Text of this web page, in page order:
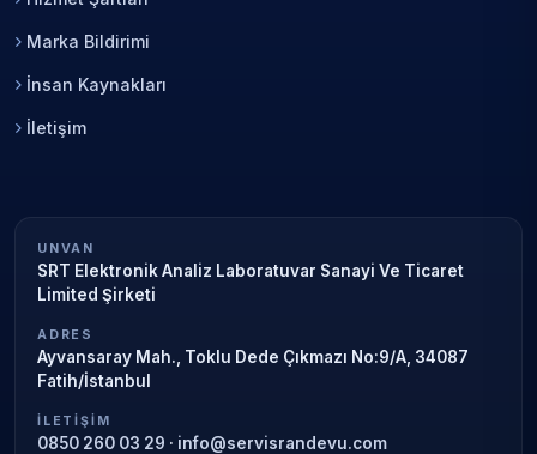
Marka Bildirimi
İnsan Kaynakları
İletişim
UNVAN
SRT Elektronik Analiz Laboratuvar Sanayi Ve Ticaret
Limited Şirketi
ADRES
Ayvansaray Mah., Toklu Dede Çıkmazı No:9/A, 34087
Fatih/İstanbul
İLETIŞIM
0850 260 03 29 · info@servisrandevu.com